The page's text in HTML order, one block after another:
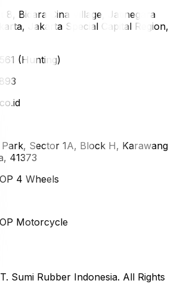
Bidara Cina Village, Jatinegara
Jakarta Special Capital Region,
(Hunting)
Sector 1A, Block H, Karawang
41373
4 Wheels
Motorcycle
Sumi Rubber Indonesia. All Rights